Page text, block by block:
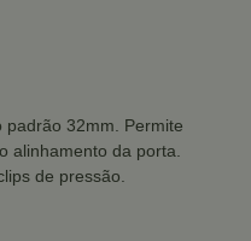
32mm. Permite
alinhamento da porta.
de pressão.